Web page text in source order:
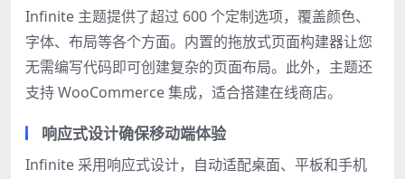
Infinite 主题提供了超过 600 个定制选项，覆盖颜色、
字体、布局等各个方面。内置的拖放式页面构建器让您
无需编写代码即可创建复杂的页面布局。此外，主题还
支持 WooCommerce 集成，适合搭建在线商店。
响应式设计确保移动端体验
Infinite 采用响应式设计，自动适配桌面、平板和手机